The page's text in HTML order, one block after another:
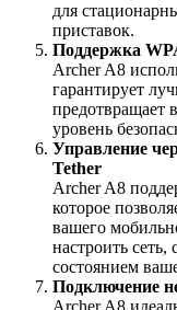
для
приставок.
Поддержка
Archer A8
гарантирует
предотвращает
уровень
Управление
Tether
Archer A8
которое
вашего
настроить сеть,
состоянием
Подключение
Archer A8